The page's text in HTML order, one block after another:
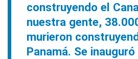
construyendo el
nuestra gente,
murieron
Panamá. Se